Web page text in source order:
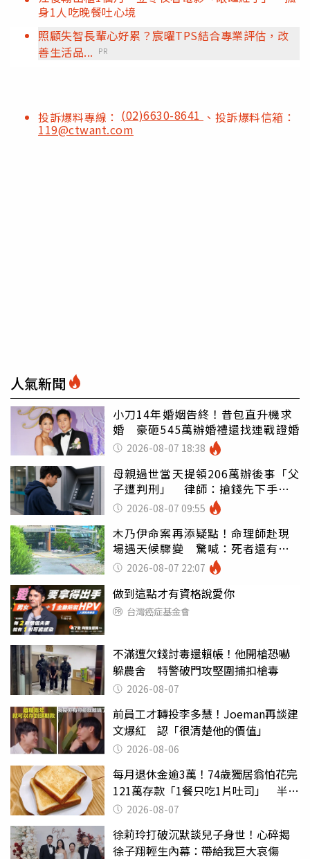
身1人吃晚餐吐心境
照顧失智長輩心好累？宸曜TPS結合專業評估，改
善生活品...
PR
投訴爆料專線： (02)6630-8641 、投訴爆料信箱：
119@ctwant.com
人氣新聞
小刀14年婚姻告終！昔包直升機求
婚 豪砸545萬辦婚禮還找連戰證婚
2026-08-07 18:38
母親過世當天提領206萬辦後事「父
子遭判刑」 律師：搶錢先下手是
罪 2026-08-07 09:55
木乃伊命案再添疑點！命理師赴現
場遇天候驟變 驚喊：死者還有冤
屈 2026-08-07 22:07
做到這點才有資格說愛你
台灣癌症基金會
不滿遭欠錢討毒還賴帳！他開槍恐嚇
躲農舍 特警破門攻堅圍捕扣槍毒
2026-08-07
前員工才轉投李多慧！Joeman再談建
文爆紅 認「很清楚他的價值」
2026-08-06
每月退休金逾3萬！74歲獨居翁怕花完
121萬存款「1餐只吃1片吐司」 半年
後暴瘦嚇壞女兒
2026-08-07
徐莉玲打破沉默談兒子身世！心碎揭
徐子翔輕生內幕：帶給我巨大哀傷